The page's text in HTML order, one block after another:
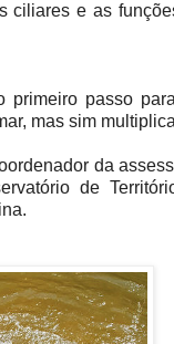
ciliares e as
primeiro passo
mas sim
da
de